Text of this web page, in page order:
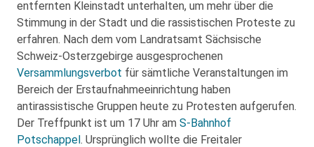
entfernten Kleinstadt unterhalten, um mehr über die
Stimmung in der Stadt und die rassistischen Proteste zu
erfahren. Nach dem vom Landratsamt Sächsische
Schweiz-Osterzgebirge ausgesprochenen
Versammlungsverbot für sämtliche Veranstaltungen im
Bereich der Erstaufnahmeeinrichtung haben
antirassistische Gruppen heute zu Protesten aufgerufen.
Der Treffpunkt ist um 17 Uhr am S-Bahnhof
Potschappel. Ursprünglich wollte die Freitaler